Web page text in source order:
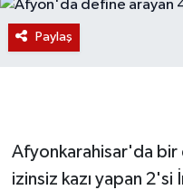
Paylaş
Afyonkarahisar'da bir
izinsiz kazı yapan 2'si
Etkinlikler